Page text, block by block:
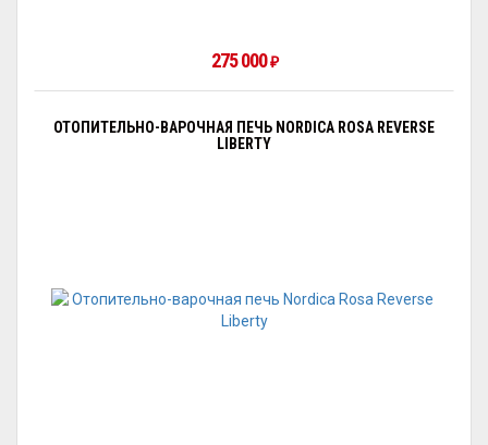
275 000₽
ОТОПИТЕЛЬНО-ВАРОЧНАЯ ПЕЧЬ NORDICA ROSA REVERSE
LIBERTY